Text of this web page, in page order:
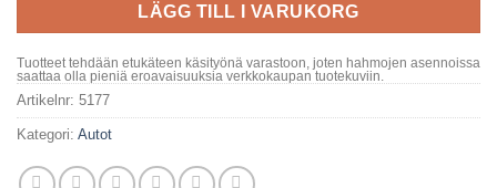
LÄGG TILL I VARUKORG
Tuotteet tehdään etukäteen käsityönä varastoon, joten hahmojen asennoissa
saattaa olla pieniä eroavaisuuksia verkkokaupan tuotekuviin.
Artikelnr: 5177
Kategori: Autot